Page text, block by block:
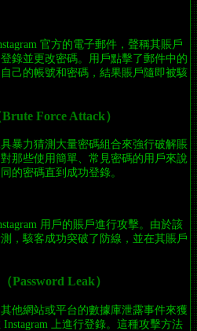
官方的電子郵件，聲稱其賬戶
錄並更改密碼。用戶點擊了郵件中的
己的帳號和密碼，結果賬戶隨即被駭
Force Attack）
暴力猜測大量密碼組合來強行破解賬
那些使用簡單、常見密碼的用戶來說
的密碼直到成功登錄。
用戶的賬戶進行攻擊。由於該
，駭客成功突破了防線，並在其賬戶
Password Leak）
他網站或平台的數據庫泄露事件來獲
上進行登錄。這種攻擊方法